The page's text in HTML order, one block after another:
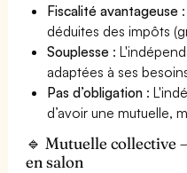
Fiscalité avantageuse
déduites des impôts
Souplesse :
adaptées à ses
Pas d’obligation :
d’avoir une mutuelle,
🔹 Mutuelle collective
en salon